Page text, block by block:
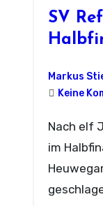
SV
Markus
Keine
Nach elf Jahre steht wieder der SV Refrath
im